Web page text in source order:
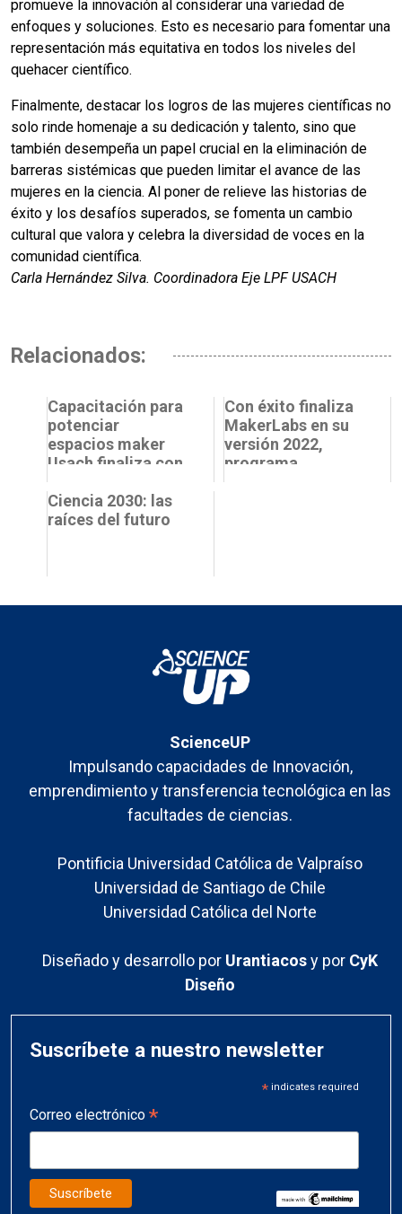
promueve la innovación al considerar una variedad de
enfoques y soluciones. Esto es necesario para fomentar una
representación más equitativa en todos los niveles del
quehacer científico.
Finalmente, destacar los logros de las mujeres científicas no
solo rinde homenaje a su dedicación y talento, sino que
también desempeña un papel crucial en la eliminación de
barreras sistémicas que pueden limitar el avance de las
mujeres en la ciencia. Al poner de relieve las historias de
éxito y los desafíos superados, se fomenta un cambio
cultural que valora y celebra la diversidad de voces en la
comunidad científica.
Carla Hernández Silva. Coordinadora Eje LPF USACH
Relacionados:
Capacitación para
potenciar
espacios maker
Usach finaliza con
Universidad de
Lorraine
Con éxito finaliza
MakerLabs en su
versión 2022,
programa
Ciencia 2030: las
raíces del futuro
ScienceUP
Impulsando capacidades de Innovación,
emprendimiento y transferencia tecnológica en las
facultades de ciencias.
Pontificia Universidad Católica de Valpraíso
Universidad de Santiago de Chile
Universidad Católica del Norte
Diseñado y desarrollo por Urantiacosy por CyK
Diseño
Suscríbete a nuestro newsletter
*indicates required
Correo electrónico *